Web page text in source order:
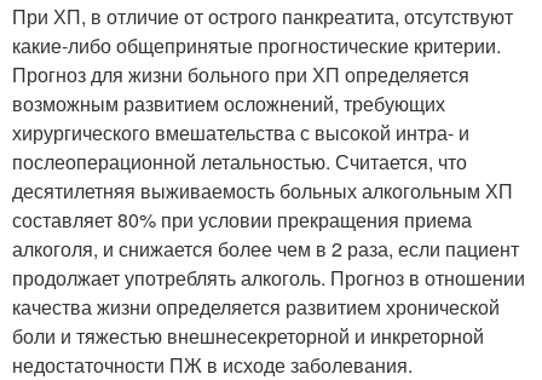
При ХП, в отличие от острого панкреатита, отсутствуют
какие-либо общепринятые прогностические критерии.
Прогноз для жизни больного при ХП определяется
возможным развитием осложнений, требующих
хирургического вмешательства с высокой интра- и
послеоперационной летальностью. Считается, что
десятилетняя выживаемость больных алкогольным ХП
составляет 80% при условии прекращения приема
алкоголя, и снижается более чем в 2 раза, если пациент
продолжает употреблять алкоголь. Прогноз в отношении
качества жизни определяется развитием хронической
боли и тяжестью внешнесекреторной и инкреторной
недостаточности ПЖ в исходе заболевания.